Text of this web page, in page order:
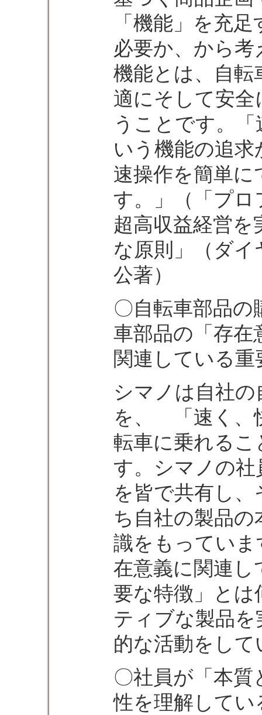
「機能」を充
必要か、から
機能とは、自転
適にそして安
うことです。
いう機能の追
速操作を簡単
す。」（「プ
超高収益経営
な原則」（ダ
公著）
〇自転車部品
車部品の「存在
関連している重
シマノは自社
を、 「速く、
転車に乗れる
す。シマノの社
を皆で共有し
ち自社の製品
識をもってい
在意義に関連し
要な特徴」と
ティブな製品
的な活動をし
〇社員が「本
性を理解して